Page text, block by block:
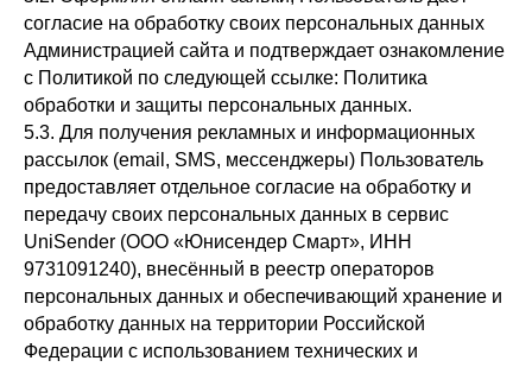
согласие на обработку своих персональных данных
Администрацией сайта и подтверждает ознакомление
с Политикой по следующей ссылке: Политика
обработки и защиты персональных данных.
5.3. Для получения рекламных и информационных
рассылок (email, SMS, мессенджеры) Пользователь
предоставляет отдельное согласие на обработку и
передачу своих персональных данных в сервис
UniSender (ООО «Юнисендер Смарт», ИНН
9731091240), внесённый в реестр операторов
персональных данных и обеспечивающий хранение и
обработку данных на территории Российской
Федерации с использованием технических и